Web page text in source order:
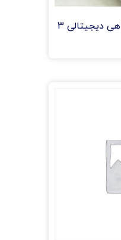
ترازوی دقیق آزمایشگاهی دیجیتالی 3